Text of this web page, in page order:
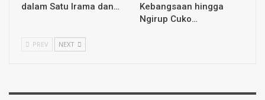
dalam Satu Irama dan…
Kebangsaan hingga
Ngirup Cuko…
PREV NEXT